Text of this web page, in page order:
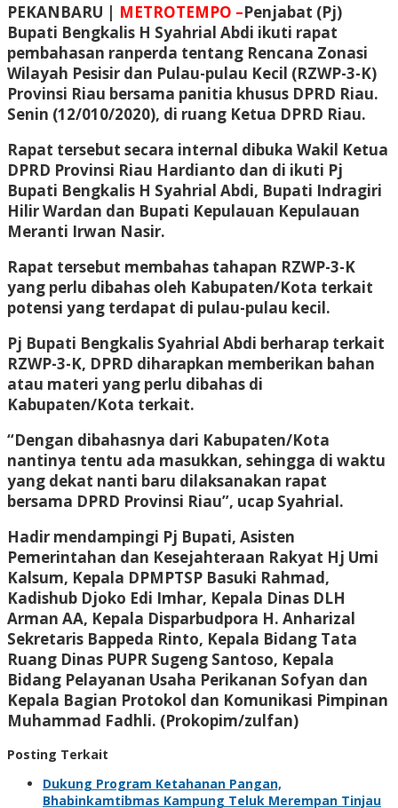
PEKANBARU | METROTEMPO –Penjabat (Pj)
Bupati Bengkalis H Syahrial Abdi ikuti rapat
pembahasan ranperda tentang Rencana Zonasi
Wilayah Pesisir dan Pulau-pulau Kecil (RZWP-3-K)
Provinsi Riau bersama panitia khusus DPRD Riau.
Senin (12/010/2020), di ruang Ketua DPRD Riau.
Rapat tersebut secara internal dibuka Wakil Ketua
DPRD Provinsi Riau Hardianto dan di ikuti Pj
Bupati Bengkalis H Syahrial Abdi, Bupati Indragiri
Hilir Wardan dan Bupati Kepulauan Kepulauan
Meranti Irwan Nasir.
Rapat tersebut membahas tahapan RZWP-3-K
yang perlu dibahas oleh Kabupaten/Kota terkait
potensi yang terdapat di pulau-pulau kecil.
Pj Bupati Bengkalis Syahrial Abdi berharap terkait
RZWP-3-K, DPRD diharapkan memberikan bahan
atau materi yang perlu dibahas di
Kabupaten/Kota terkait.
“Dengan dibahasnya dari Kabupaten/Kota
nantinya tentu ada masukkan, sehingga di waktu
yang dekat nanti baru dilaksanakan rapat
bersama DPRD Provinsi Riau”, ucap Syahrial.
Hadir mendampingi Pj Bupati, Asisten
Pemerintahan dan Kesejahteraan Rakyat Hj Umi
Kalsum, Kepala DPMPTSP Basuki Rahmad,
Kadishub Djoko Edi Imhar, Kepala Dinas DLH
Arman AA, Kepala Disparbudpora H. Anharizal
Sekretaris Bappeda Rinto, Kepala Bidang Tata
Ruang Dinas PUPR Sugeng Santoso, Kepala
Bidang Pelayanan Usaha Perikanan Sofyan dan
Kepala Bagian Protokol dan Komunikasi Pimpinan
Muhammad Fadhli. (Prokopim/zulfan)
Posting Terkait
Dukung Program Ketahanan Pangan,
Bhabinkamtibmas Kampung Teluk Merempan Tinjau